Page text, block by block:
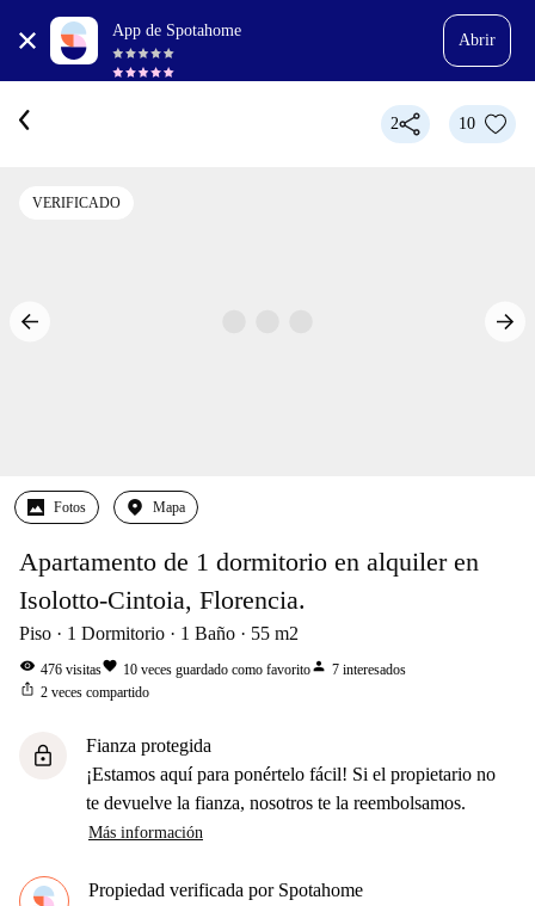
App de Spotahome
Abrir
2 10
VERIFICADO
Fotos Mapa
Apartamento de 1 dormitorio en alquiler en
Isolotto-Cintoia, Florencia.
Piso 1 Dormitorio 1 Baño 55 m2
visibility 476 visitasfavorite 10 veces guardado como favoritoperson 7 interesados
ios_share 2 veces compartido
lock
Fianza protegida
¡Estamos aquí para ponértelo fácil! Si el propietario no
te devuelve la fianza, nosotros te la reembolsamos.
Más información
Propiedad verificada por Spotahome